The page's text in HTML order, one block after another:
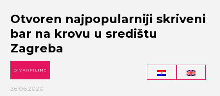
Otvoren najpopularniji skriveni
bar na krovu u središtu
Zagreba
DIVANFILING
26.06.2020